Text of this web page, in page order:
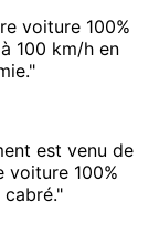
voiture 100%
100 km/h en
est venu de
voiture 100%